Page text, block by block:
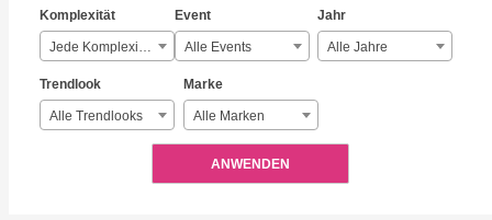
Komplexität
Jede Komplexität
Event
Alle Events
Jahr
Alle Jahre
Trendlook
Alle Trendlooks
Marke
Alle Marken
ANWENDEN